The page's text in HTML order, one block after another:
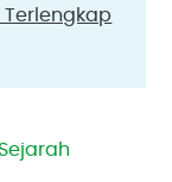
Sejarah